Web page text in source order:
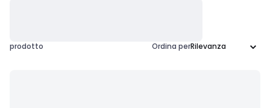
prodotto Ordina per